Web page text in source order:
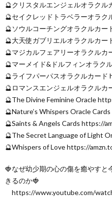
🔮クリスタルエンジェルオラク
🔮セイクレッドトラベラーオラ
🔮ソウルコーチングオラクルカ
🔮大天使ガブリエルオラクルカ
🔮マジカルフェアリーオラクル
🔮マーメイド&ドルフィンオラク
🔮ライフパーパスオラクルカー
🔮ロマンスエンジェルオラクル
🔮The Divine Feminine Oracle
🔮Nature’s Whispers Oracle
🔮Saints & Angels Cards https://
🔮The Secret Language of Light
🔮Whispers of Love https://
🍓なぜ幼少期の心の傷を癒やすと
きるのか🍓
https://www.youtube.com/